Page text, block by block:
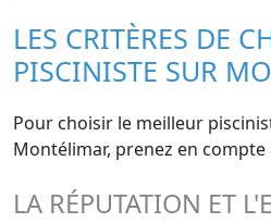
LES CRITÈRES DE
PISCINISTE SUR
Pour choisir le meilleur
Montélimar, prenez en compte
LA RÉPUTATION ET